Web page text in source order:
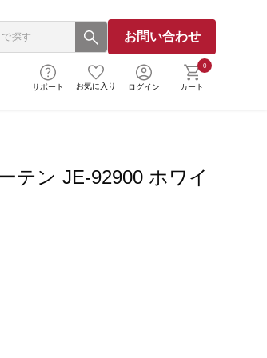
お問い合わせ
サポート お気に入り ログイン
0
カート
テン JE-92900 ホワイ